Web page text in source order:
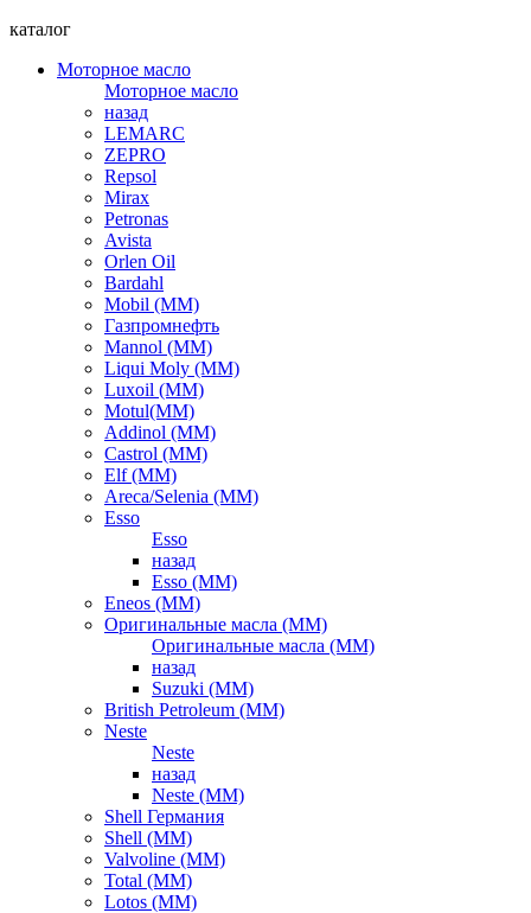
каталог
Моторное масло
Моторное масло
назад
LEMARC
ZEPRO
Repsol
Mirax
Petronas
Avista
Orlen Oil
Bardahl
Mobil (ММ)
Газпромнефть
Mannol (ММ)
Liqui Moly (ММ)
Luxoil (ММ)
Motul(ММ)
Addinol (ММ)
Castrol (ММ)
Elf (ММ)
Areca/Selenia (ММ)
Esso
Esso
назад
Esso (ММ)
Eneos (ММ)
Оригинальные масла (ММ)
Оригинальные масла (ММ)
назад
Suzuki (ММ)
British Petroleum (ММ)
Neste
Neste
назад
Neste (ММ)
Shell Германия
Shell (ММ)
Valvoline (ММ)
Total (ММ)
Lotos (ММ)